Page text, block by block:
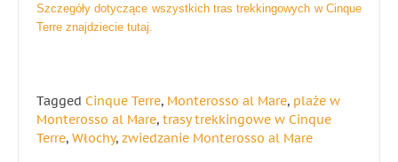
Szczegóły dotyczące wszystkich tras trekkingowych w Cinque
Terre znajdziecie tutaj.
Tagged Cinque Terre, Monterosso al Mare, plaże w
Monterosso al Mare, trasy trekkingowe w Cinque
Terre, Włochy, zwiedzanie Monterosso al Mare